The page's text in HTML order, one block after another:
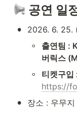
공연 일
• 2026. 6. 25.
◦
출연팀 :
버릭스
◦
https://
• 장소 : 우무